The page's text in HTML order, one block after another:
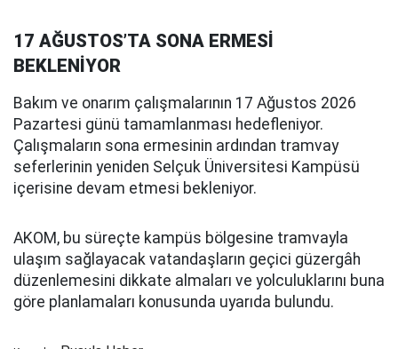
17 AĞUSTOS’TA SONA ERMESİ
BEKLENİYOR
Bakım ve onarım çalışmalarının 17 Ağustos 2026
Pazartesi günü tamamlanması hedefleniyor.
Çalışmaların sona ermesinin ardından tramvay
seferlerinin yeniden Selçuk Üniversitesi Kampüsü
içerisine devam etmesi bekleniyor.
AKOM, bu süreçte kampüs bölgesine tramvayla
ulaşım sağlayacak vatandaşların geçici güzergâh
düzenlemesini dikkate almaları ve yolculuklarını buna
göre planlamaları konusunda uyarıda bulundu.